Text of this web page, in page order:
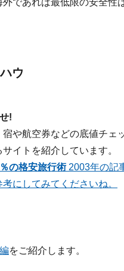
であれば最低限の安全性
ウ
!
や航空券などの底値チェ
イトを紹介しています。
の格安旅行術 2003年の記
にしてみてくださいね。
をご紹介します。